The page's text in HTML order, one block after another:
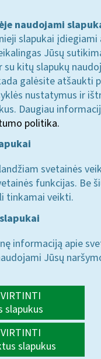
naudojami
slapukai
Jūsų
kitų slapukų
galėsite atšaukti
nustatymus ir
Daugiau
politika.
svetainės
funkcijas. Be
tinkamai veikti.
informaciją apie
Jūsų
slapukus
slapukus